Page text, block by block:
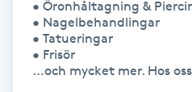
Nagelförlängning
Nagelförlängning akryl
• Öronhåltagning &
• Nagelbehandlingar
• Tatueringar
• Frisör
…och mycket mer. Hos